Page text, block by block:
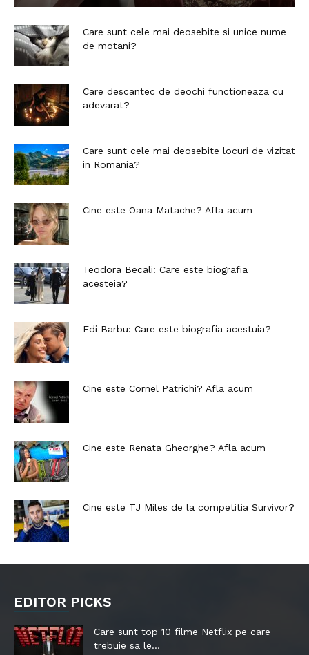
Care sunt cele mai deosebite si unice nume
de motani?
Care descantec de deochi functioneaza cu
adevarat?
Care sunt cele mai deosebite locuri de vizitat
in Romania?
Cine este Oana Matache? Afla acum
Teodora Becali: Care este biografia
acesteia?
Edi Barbu: Care este biografia acestuia?
Cine este Cornel Patrichi? Afla acum
Cine este Renata Gheorghe? Afla acum
Cine este TJ Miles de la competitia Survivor?
EDITOR PICKS
Care sunt top 10 filme Netflix pe care
trebuie sa le...